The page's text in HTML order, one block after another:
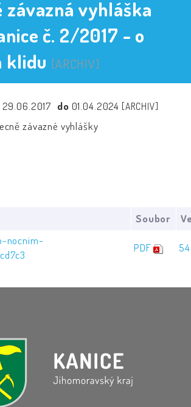
závazná vyhláška
č. 2/2017 - o
klidu [ARCHIV]
29.06.2017 do 01.04.2024 [ARCHIV]
závazné vyhlášky
Soubor
nocnim-
PDF